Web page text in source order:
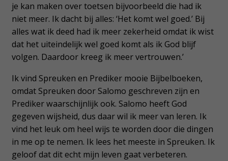
je kan maken over toetsen bijvoorbeeld die had ik
niet meer. Ik dacht bij alles: ‘Het komt wel goed.’ Bij
alles wat ik deed had ik meer zekerheid omdat ik wist
dat het uiteindelijk wel goed komt als ik God blijf
volgen. Daardoor kreeg ik meer vertrouwen.’
Ik vind Spreuken en Prediker mooie Bijbelboeken,
omdat Spreuken door Salomo geschreven zijn en
Prediker waarschijnlijk ook. Salomo heeft God
gegeven wijsheid, dus daar wil ik meer van leren. Ik
vind het leuk om heel wijs te worden door die dingen
in me op te nemen. Ik lees het meeste in Spreuken. Ik
geloof dat dit echt mijn leven gaat verbeteren.